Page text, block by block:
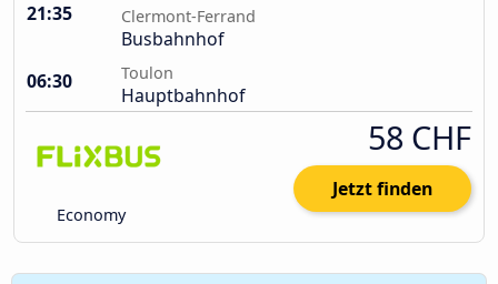
21:35 Clermont-Ferrand
Busbahnhof
06:30
Toulon
Hauptbahnhof
Economy
58 CHF
Jetzt finden